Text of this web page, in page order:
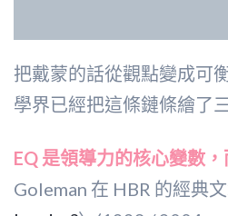
把戴蒙的話從觀點變成可
學界已經把這條鏈條繪了
EQ 是領導力的核心變數，
Goleman 在 HBR 的經典